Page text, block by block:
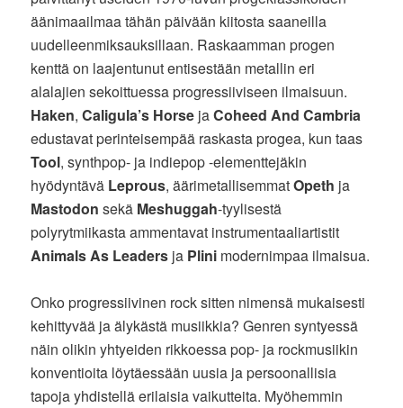
äänimaailmaa tähän päivään kiitosta saaneilla
uudelleenmiksauksillaan. Raskaamman progen
kenttä on laajentunut entisestään metallin eri
alalajien sekoittuessa progressiiviseen ilmaisuun.
Haken,Caligula’s Horse jaCoheed And Cambria
edustavat perinteisempää raskasta progea, kun taas
Tool, synthpop- ja indiepop -elementtejäkin
hyödyntävä Leprous, äärimetallisemmatOpeth ja
Mastodon sekä Meshuggah-tyylisestä
polyrytmiikasta ammentavat instrumentaaliartistit
Animals As Leaders ja Plini modernimpaa ilmaisua.
Onko progressiivinen rock sitten nimensä mukaisesti
kehittyvää ja älykästä musiikkia? Genren syntyessä
näin olikin yhtyeiden rikkoessa pop- ja rockmusiikin
konventioita löytäessään uusia ja persoonallisia
tapoja yhdistellä erilaisia vaikutteita. Myöhemmin